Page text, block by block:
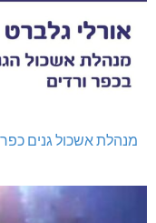
מנהלת אשכול גנים